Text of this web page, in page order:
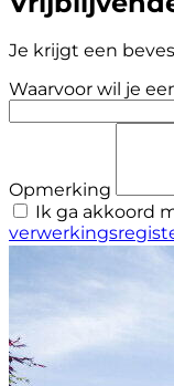
Je krijgt een
Waarvoor wil je
Opmerking
Ik ga akkoord